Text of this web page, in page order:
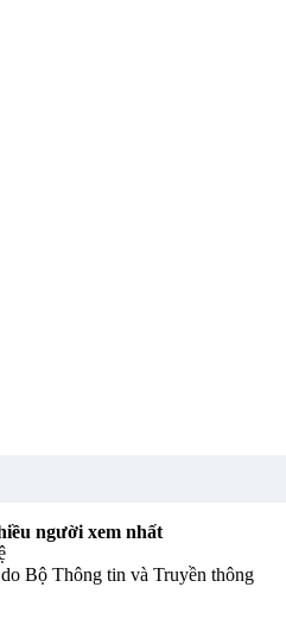
người xem nhất
Bộ Thông tin và Truyền thông